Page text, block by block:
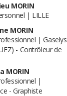
MORIN
| LILLE
MORIN
| Gaselys
- Contrôleur de
MORIN
|
- Graphiste